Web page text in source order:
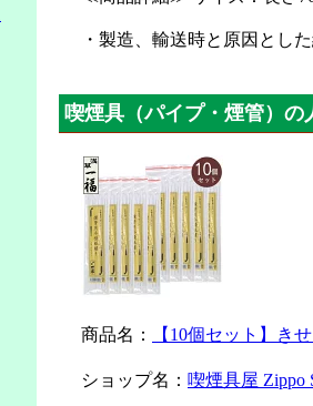
・製造、輸送時と原因とし
喫煙具（パイプ・煙管）
商品名： 【10個セット】き
ショップ名： 喫煙具屋 Zippo